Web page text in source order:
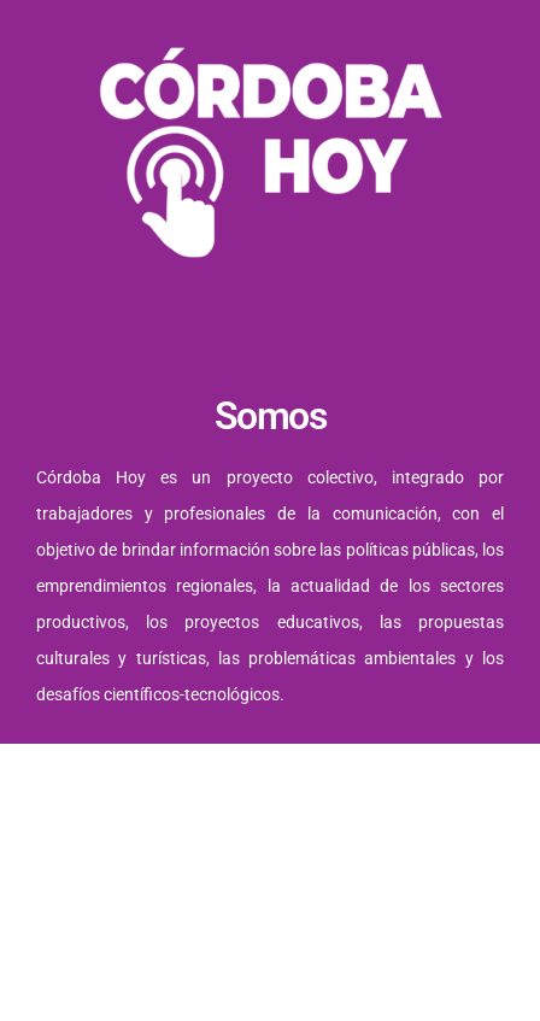
Somos
Córdoba Hoy es un proyecto colectivo, integrado por
trabajadores y profesionales de la comunicación, con el
objetivo de brindar información sobre las políticas públicas, los
emprendimientos regionales, la actualidad de los sectores
productivos, los proyectos educativos, las propuestas
culturales y turísticas, las problemáticas ambientales y los
desafíos científicos-tecnológicos.